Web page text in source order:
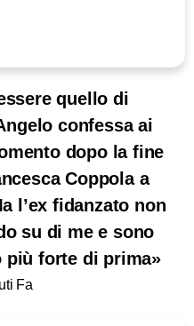
quello di
confessa ai
dopo la fine
Coppola a
l’ex fidanzato non
su di me e sono
più forte di prima»
Fa